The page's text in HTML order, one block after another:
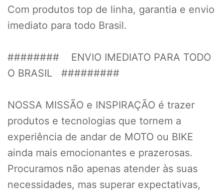
Com produtos top de linha, garantia e envio
imediato para todo Brasil.
######## ENVIO IMEDIATO PARA TODO
O BRASIL #########
NOSSA MISSÃO e INSPIRAÇÃO é trazer
produtos e tecnologias que tornem a
experiência de andar de MOTO ou BIKE
ainda mais emocionantes e prazerosas.
Procuramos não apenas atender às suas
necessidades, mas superar expectativas,